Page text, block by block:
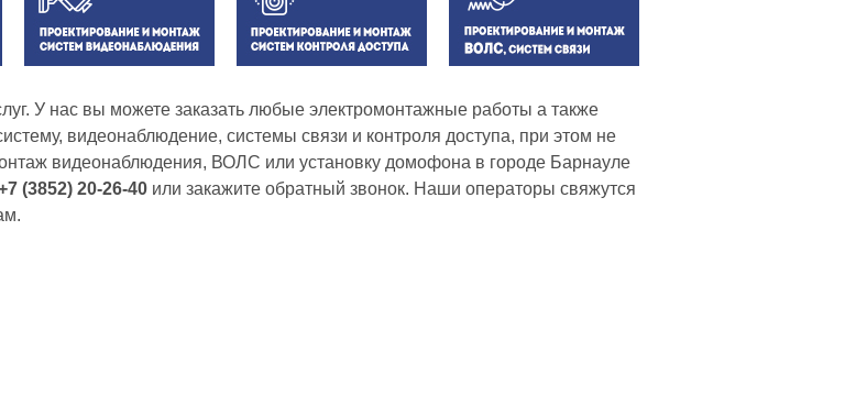
У нас вы можете заказать любые электромонтажные работы а также
видеонаблюдение, системы связи и контроля доступа, при этом не
видеонаблюдения, ВОЛС или установку домофона в городе Барнауле
(3852) 20-26-40 или закажите обратный звонок. Наши операторы свяжутся